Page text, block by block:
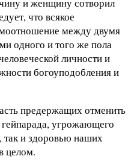
и женщину сотворил
что всякое
между двумя
одного и того же пола
личности и
богоуподобления и
предержащих отменить
угрожающего
так и здоровью наших
целом.